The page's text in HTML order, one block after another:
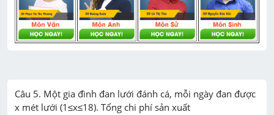
Câu 5. Một gia đình đan lưới đánh cá, mỗi ngày đan được
x mét lưới (1≤x≤18). Tổng chi phí sản xuất